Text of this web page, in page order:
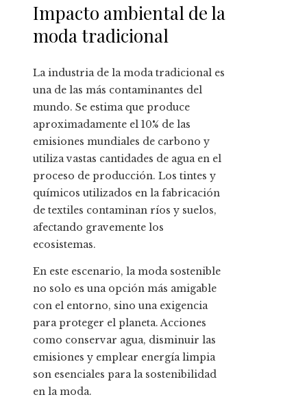
Impacto ambiental de la
moda tradicional
La industria de la moda tradicional es
una de las más contaminantes del
mundo. Se estima que produce
aproximadamente el 10% de las
emisiones mundiales de carbono y
utiliza vastas cantidades de agua en el
proceso de producción. Los tintes y
químicos utilizados en la fabricación
de textiles contaminan ríos y suelos,
afectando gravemente los
ecosistemas.
En este escenario, la moda sostenible
no solo es una opción más amigable
con el entorno, sino una exigencia
para proteger el planeta. Acciones
como conservar agua, disminuir las
emisiones y emplear energía limpia
son esenciales para la sostenibilidad
en la moda.